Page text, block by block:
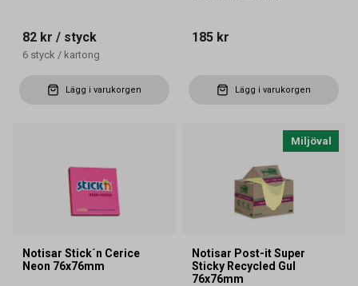
82 kr / styck
6 styck / kartong
Lägg i varukorgen
185 kr
Lägg i varukorgen
Notisar Stick´n Cerice
Neon 76x76mm
Miljöval
Notisar Post-it Super
Sticky Recycled Gul
76x76mm